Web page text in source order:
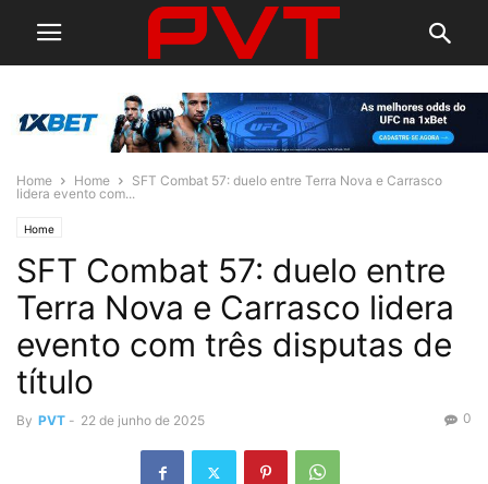
Home Home
SFT Combat 57: duelo entre Terra Nova e Carrasco
lidera evento com...
Home
SFT Combat 57: duelo entre
Terra Nova e Carrasco lidera
evento com três disputas de
título
By PVT - 22 de junho de 2025 0